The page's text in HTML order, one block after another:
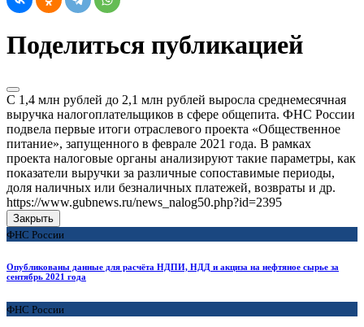
Поделиться публикацией
С 1,4 млн рублей до 2,1 млн рублей выросла среднемесячная
выручка налогоплательщиков в сфере общепита. ФНС России
подвела первые итоги отраслевого проекта «Общественное
питание», запущенного в феврале 2021 года. В рамках
проекта налоговые органы анализируют такие параметры, как
показатели выручки за различные сопоставимые периоды,
доля наличных или безналичных платежей, возвраты и др.
https://www.gubnews.ru/news_nalog50.php?id=2395
Закрыть
ФНС России
Опубликованы данные для расчёта НДПИ, НДД и акциза на нефтяное сырье за
сентябрь 2021 года
ФНС России